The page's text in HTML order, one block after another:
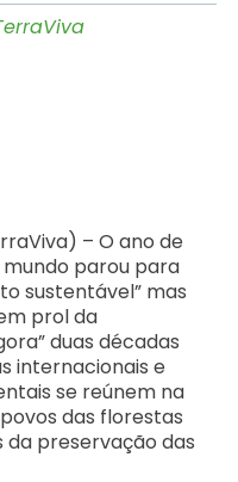
– O ano de
mundo parou para
sustentável” mas
prol da
duas décadas
internacionais e
se reúnem na
das florestas
preservação das